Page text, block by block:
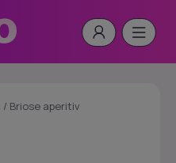
/ Briose aperitiv